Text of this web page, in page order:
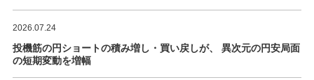
2026.07.24
投機筋の円ショートの積み増し・買い戻しが、 異次元の円安局面
の短期変動を増幅